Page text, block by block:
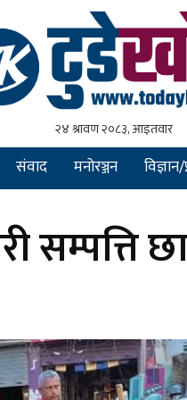
संवाद मनोरञ्जन
सम्पत्ति